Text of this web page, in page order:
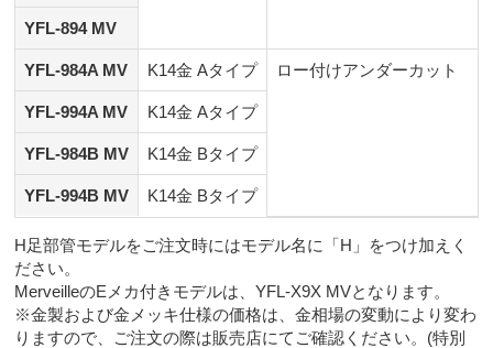
YFL-894 MV
YFL-984A MV K14金 Aタイプ ロー付けアンダーカット
YFL-994A MV K14金 Aタイプ
YFL-984B MV K14金 Bタイプ
YFL-994B MV K14金 Bタイプ
H足部管モデルをご注文時にはモデル名に「H」をつけ加えく
ださい。
MerveilleのEメカ付きモデルは、YFL-X9X MVとなります。
※金製および金メッキ仕様の価格は、金相場の変動により変わ
りますので、ご注文の際は販売店にてご確認ください。(特別